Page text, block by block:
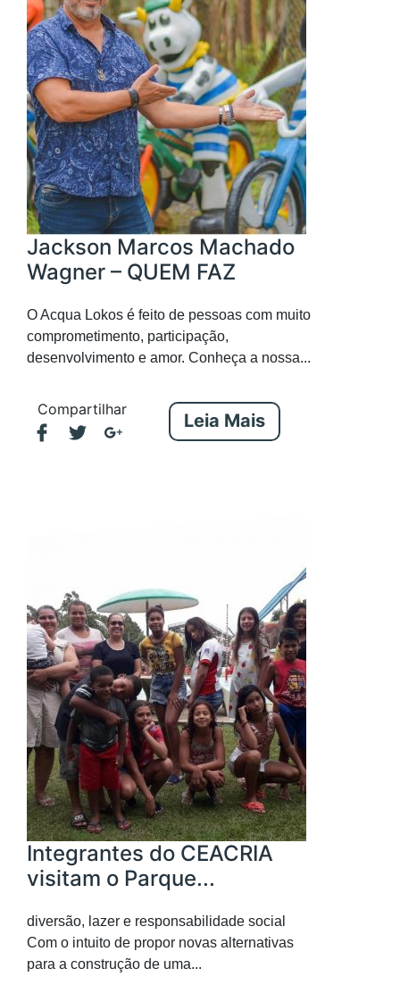
Jackson Marcos Machado
Wagner – QUEM FAZ
O Acqua Lokos é feito de pessoas com muito
comprometimento, participação,
desenvolvimento e amor. Conheça a nossa...
Compartilhar
Leia Mais
Integrantes do CEACRIA
visitam o Parque...
diversão, lazer e responsabilidade social
Com o intuito de propor novas alternativas
para a construção de uma...